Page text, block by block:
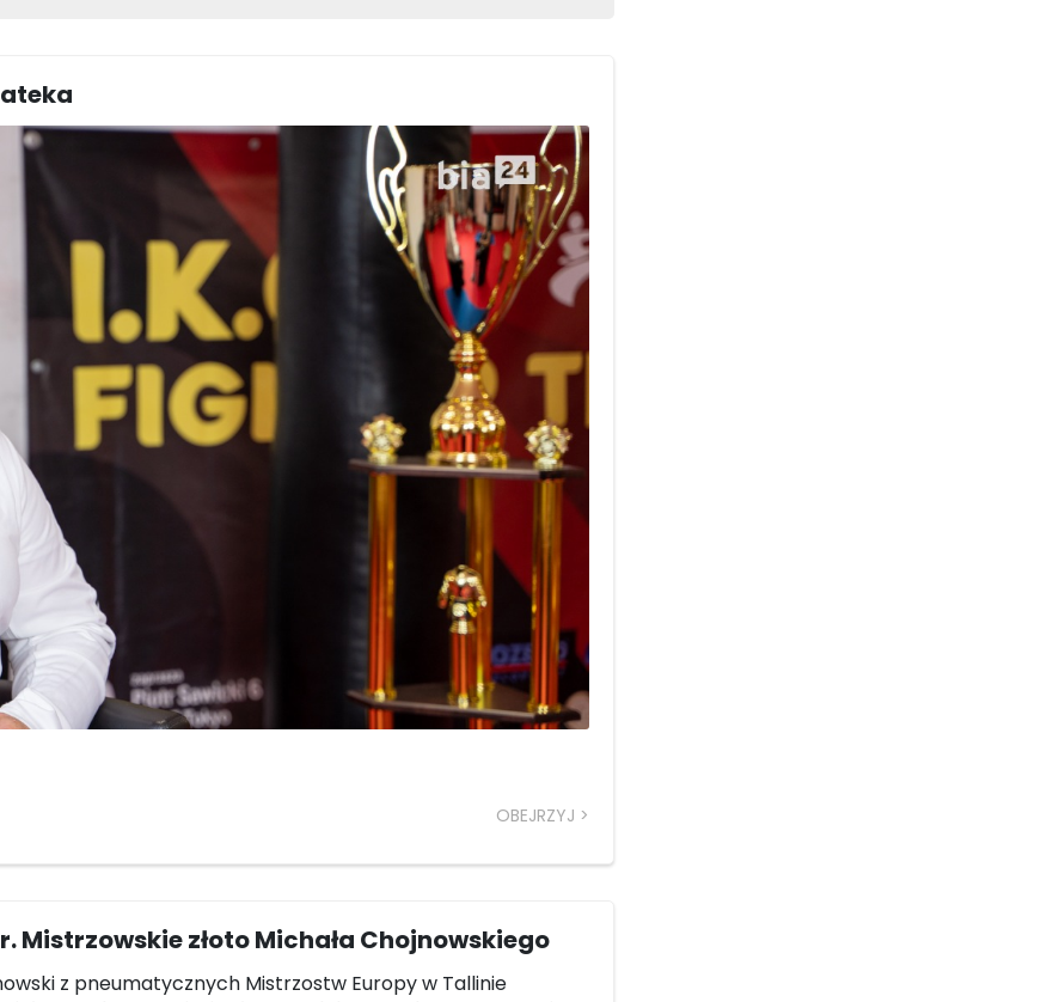
OBEJRZYJ
Mistrzowskie złoto Michała Chojnowskiego
z pneumatycznych Mistrzostw Europy w Tallinie